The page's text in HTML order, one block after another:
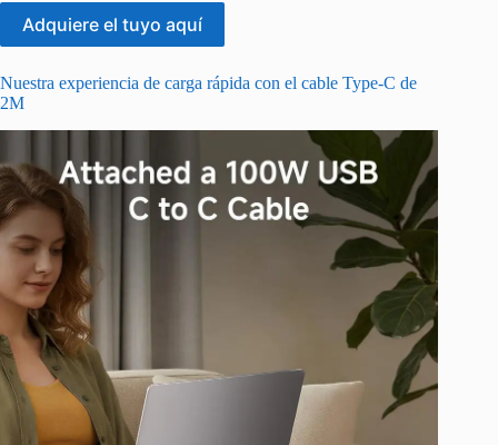
Adquiere el tuyo aquí
Nuestra experiencia de carga rápida con el cable Type-C de
2M